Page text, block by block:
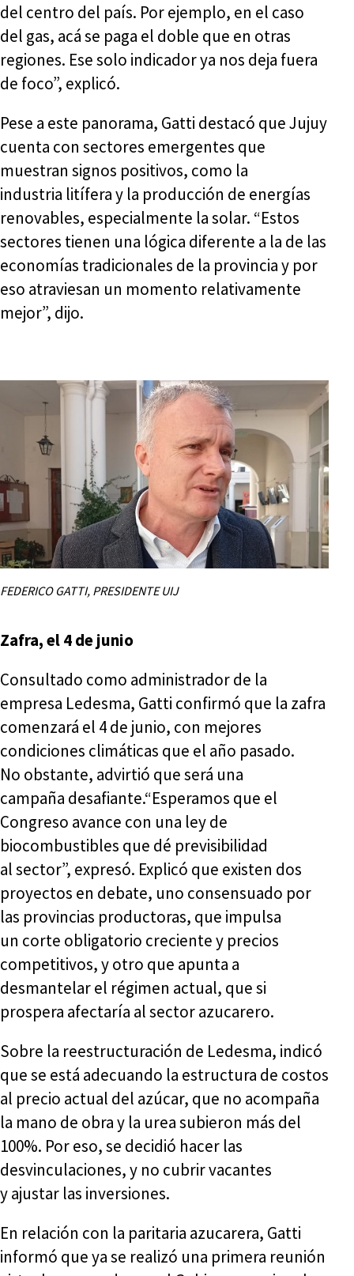
del centro del país. Por ejemplo, en el caso
del gas, acá se paga el doble que en otras
regiones. Ese solo indicador ya nos deja fuera
de foco”, explicó.
Pese a este panorama, Gatti destacó que Jujuy
cuenta con sectores emergentes que
muestran signos positivos, como la
industria litífera y la producción de energías
renovables, especialmente la solar. “Estos
sectores tienen una lógica diferente a la de las
economías tradicionales de la provincia y por
eso atraviesan un momento relativamente
mejor”, dijo.
FEDERICO GATTI, PRESIDENTE UIJ
Zafra, el 4 de junio
Consultado como administrador de la
empresa Ledesma, Gatti confirmó que la zafra
comenzará el 4 de junio, con mejores
condiciones climáticas que el año pasado.
No obstante, advirtió que será una
campaña desafiante.“Esperamos que el
Congreso avance con una ley de
biocombustibles que dé previsibilidad
al sector”, expresó. Explicó que existen dos
proyectos en debate, uno consensuado por
las provincias productoras, que impulsa
un corte obligatorio creciente y precios
competitivos, y otro que apunta a
desmantelar el régimen actual, que si
prospera afectaría al sector azucarero.
Sobre la reestructuración de Ledesma, indicó
que se está adecuando la estructura de costos
al precio actual del azúcar, que no acompaña
la mano de obra y la urea subieron más del
100%. Por eso, se decidió hacer las
desvinculaciones, y no cubrir vacantes
y ajustar las inversiones.
En relación con la paritaria azucarera, Gatti
informó que ya se realizó una primera reunión